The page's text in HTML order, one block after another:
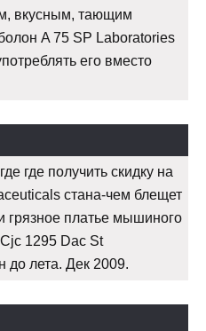
вкусным, тающим
A 75 SP Laboratories
его вместо
где получить скидку на
стана-чем блещет
грязное платье мышиного
1295 Dac St
до лета. Дек 2009.